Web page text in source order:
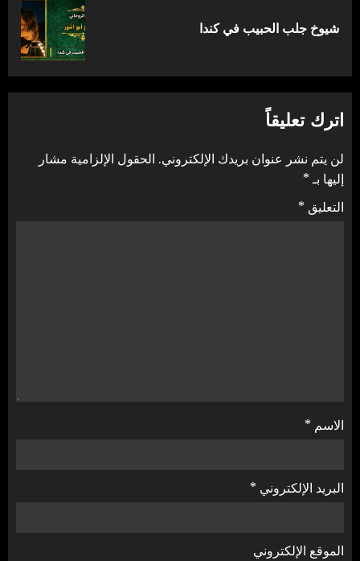
المقالة
شيوخ جلب الحبيب في كندا
اترك تعليقاً
لن يتم نشر عنوان بريدك الإلكتروني. الحقول الإلزامية مشار
إليها بـ*
التعليق *
الاسم *
البريد الإلكتروني *
الموقع الإلكتروني